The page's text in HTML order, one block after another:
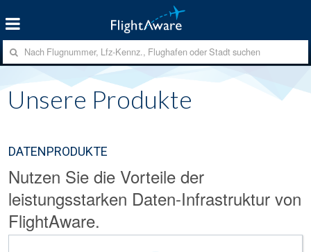
Unsere Produkte
DATENPRODUKTE
Nutzen Sie die Vorteile der
leistungsstarken Daten-Infrastruktur von
FlightAware.